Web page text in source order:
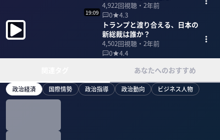
4,922回視聴・ 2年前
0
4.3
19:09
トランプと渡り合える、日本の
新総裁は誰か？
4,502回視聴・ 2年前
0
4.4
あなたへのおすすめ
政治経済 国際情勢 政治指導 政治動向 ビジネス人物